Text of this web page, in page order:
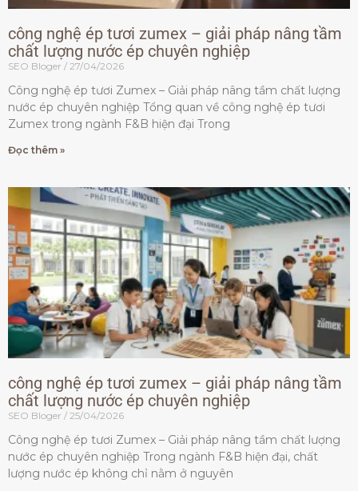
công nghệ ép tươi zumex – giải pháp nâng tầm
chất lượng nước ép chuyên nghiệp
SEO Bloger 27/04/2026
Công nghệ ép tươi Zumex – Giải pháp nâng tầm chất lượng
nước ép chuyên nghiệp Tổng quan về công nghệ ép tươi
Zumex trong ngành F&B hiện đại Trong
Đọc thêm »
công nghệ ép tươi zumex – giải pháp nâng tầm
chất lượng nước ép chuyên nghiệp
SEO Bloger 25/04/2026
Công nghệ ép tươi Zumex – Giải pháp nâng tầm chất lượng
nước ép chuyên nghiệp Trong ngành F&B hiện đại, chất
lượng nước ép không chỉ nằm ở nguyên